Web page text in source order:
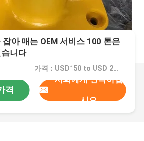
아 매는 OEM 서비스 100 톤은
니다
가격：USD150 to USD 2900 One Piece
격
저희에게 연락하십
시오